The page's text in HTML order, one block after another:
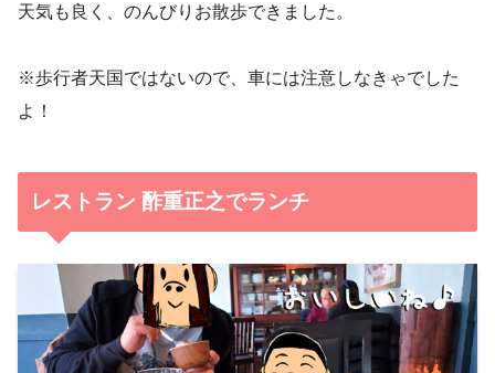
天気も良く、のんびりお散歩できました。
※歩行者天国ではないので、車には注意しなきゃでした
よ！
レストラン 酢重正之でランチ